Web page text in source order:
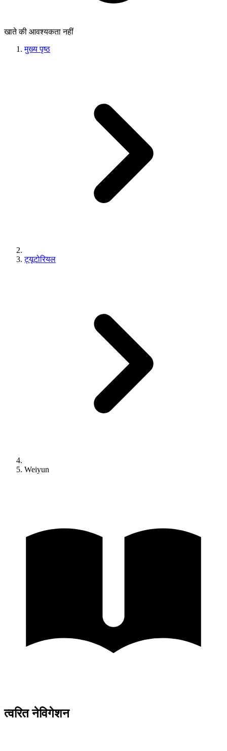
खाते की आवश्यकता नहीं
मुख्य पृष्ठ
ट्यूटोरियल
Weiyun
त्वरित नेविगेशन